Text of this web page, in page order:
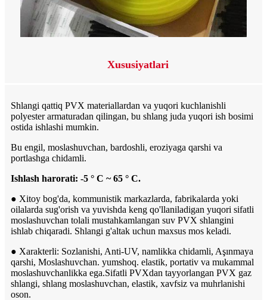
Xususiyatlari
Shlangi qattiq PVX materiallardan va yuqori kuchlanishli
polyester armaturadan qilingan, bu shlang juda yuqori ish bosimi
ostida ishlashi mumkin.
Bu engil, moslashuvchan, bardoshli, eroziyaga qarshi va
portlashga chidamli.
Ishlash harorati: -5 ° C ~ 65 ° C.
● Xitoy bog'da, kommunistik markazlarda, fabrikalarda yoki
oilalarda sug'orish va yuvishda keng qo'llaniladigan yuqori sifatli
moslashuvchan tolali mustahkamlangan suv PVX shlangini
ishlab chiqaradi. Shlangi g'altak uchun maxsus mos keladi.
● Xarakterli: Sozlanishi, Anti-UV, namlikka chidamli, Aşınmaya
qarshi, Moslashuvchan. yumshoq. elastik, portativ va mukammal
moslashuvchanlikka ega.Sifatli PVXdan tayyorlangan PVX gaz
shlangi, shlang moslashuvchan, elastik, xavfsiz va muhrlanishi
oson.